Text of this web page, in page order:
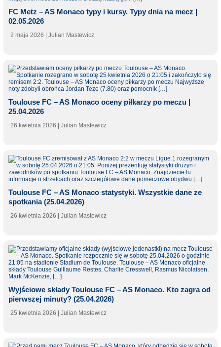
FC Metz – AS Monaco typy i kursy. Typy dnia na mecz |
02.05.2026
2 maja 2026 | Julian Mastewicz
Toulouse FC – AS Monaco oceny piłkarzy po meczu |
25.04.2026
26 kwietnia 2026 | Julian Mastewicz
Toulouse FC – AS Monaco statystyki. Wszystkie dane ze
spotkania (25.04.2026)
26 kwietnia 2026 | Julian Mastewicz
Wyjściowe składy Toulouse FC – AS Monaco. Kto zagra od
pierwszej minuty? (25.04.2026)
25 kwietnia 2026 | Julian Mastewicz